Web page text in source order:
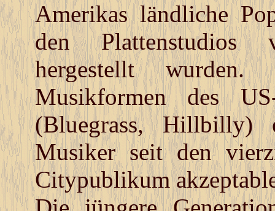
Amerikas ländliche
den Plattenstudios
hergestellt
Musikformen des
(Bluegrass, Hillbilly)
Musiker seit den
Citypublikum